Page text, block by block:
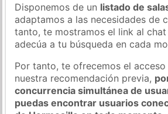
Disponemos de un listado de
adaptamos a las necesidades de
tanto, te mostramos el link al chat
adecúa a tu búsqueda en cada
Por tanto, te ofrecemos el acceso
nuestra recomendación previa,
concurrencia simultánea de
puedas encontrar usuarios